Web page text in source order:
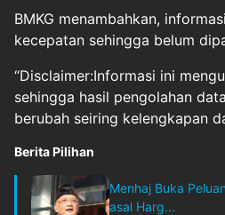
BMKG menambahkan,
kecepatan sehingga belum
“Disclaimer:Informasi ini
sehingga hasil pengolahan
berubah seiring kelengkapan
Berita Pilihan
Menhaj Buka
asal Harg...